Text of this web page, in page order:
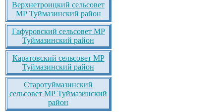
Верхнетроицкий сельсовет
МР Туймазинский район
Гафуровский сельсовет МР
Туймазинский район
Каратовский сельсовет МР
Туймазинский район
Старотуймазинский
сельсовет МР Туймазинский
район